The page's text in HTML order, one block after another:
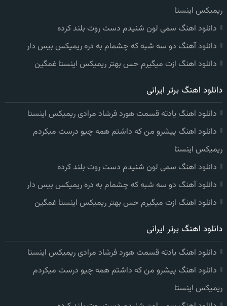
ریمیکس اینستا
دانلود اهنگ سمی لون شنیدم دست روت بلند کرده
دانلود آهنگ دو سه شبه که چشمام به دره ریمیکس بیس دار
دانلود اهنگ ازت میگیرم حس بهتر ریمیکس اینستا غمگین
دانلود اهنگ برتر ایرانی
دانلود اهنگ یادته قسمت هورد فرشاد مرادی ریمیکس اینستا
دانلود اهنگ پیشرو من که داشتم همه چیو درست میکردم
ریمیکس اینستا
دانلود اهنگ سمی لون شنیدم دست روت بلند کرده
دانلود آهنگ دو سه شبه که چشمام به دره ریمیکس بیس دار
دانلود اهنگ ازت میگیرم حس بهتر ریمیکس اینستا غمگین
دانلود اهنگ برتر ایرانی
دانلود اهنگ یادته قسمت هورد فرشاد مرادی ریمیکس اینستا
دانلود اهنگ پیشرو من که داشتم همه چیو درست میکردم
ریمیکس اینستا